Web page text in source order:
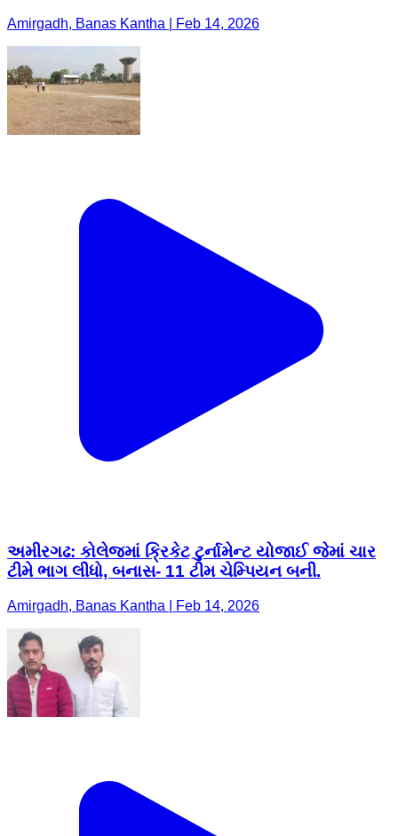
Amirgadh, Banas Kantha | Feb 14, 2026
અમીરગઢ: કોલેજમાં ક્રિકેટ ટુર્નામેન્ટ યોજાઈ જેમાં ચાર
ટીમે ભાગ લીધો, બનાસ- 11 ટીમ ચેમ્પિયન બની.
Amirgadh, Banas Kantha | Feb 14, 2026